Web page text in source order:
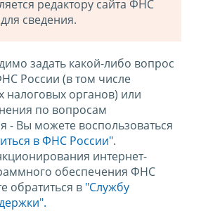
редактору сайта ФНС
сведения.
задать какой-либо вопрос
России (в том числе
налоговых органов) или
по вопросам
- Вы можете воспользоваться
в ФНС России".
интернет-
обеспечения ФНС
обратиться в "Службу